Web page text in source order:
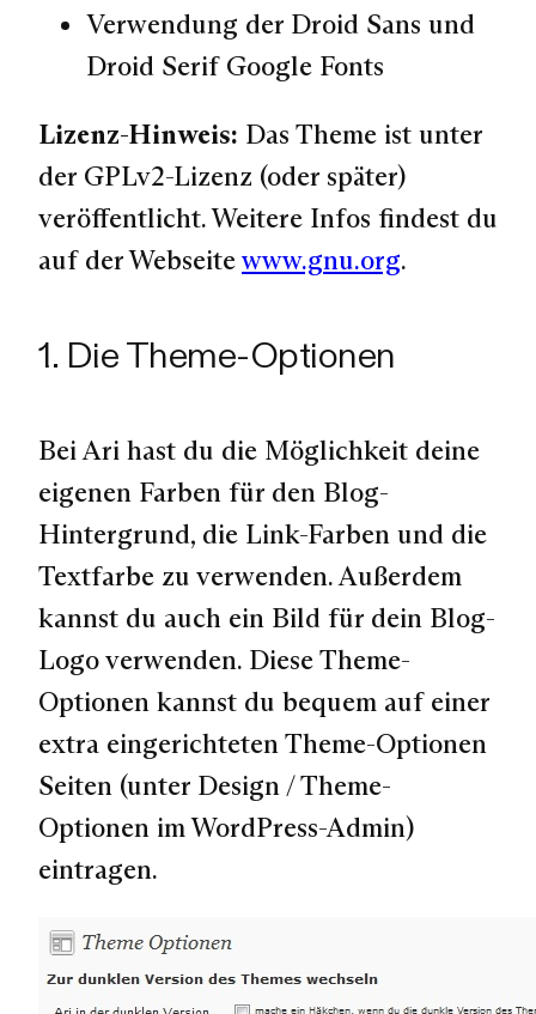
Verwendung der Droid Sans und
Droid Serif Google Fonts
Lizenz-Hinweis: Das Theme ist unter
der GPLv2-Lizenz (oder später)
veröffentlicht. Weitere Infos findest du
auf der Webseitewww.gnu.org.
1. Die Theme-Optionen
Bei Ari hast du die Möglichkeit deine
eigenen Farben für den Blog-
Hintergrund, die Link-Farben und die
Textfarbe zu verwenden. Außerdem
kannst du auch ein Bild für dein Blog-
Logo verwenden. Diese Theme-
Optionen kannst du bequem auf einer
extra eingerichteten Theme-Optionen
Seiten (unter Design / Theme-
Optionen im WordPress-Admin)
eintragen.